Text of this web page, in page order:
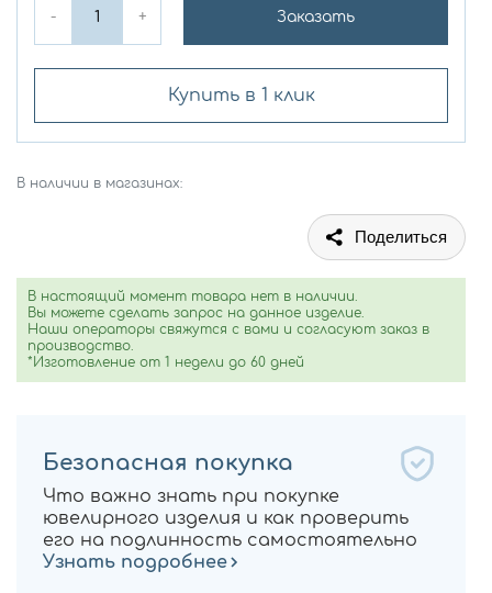
- + Заказать
Купить в 1 клик
В наличии в магазинах:
Поделиться
В настоящий момент товара нет в наличии.
Вы можете сделать запрос на данное изделие.
Наши операторы свяжутся с вами и согласуют заказ в
производство.
*Изготовление от 1 недели до 60 дней
Безопасная покупка
Что важно знать при покупке
ювелирного изделия и как проверить
его на подлинность самостоятельно
Узнать подробнее